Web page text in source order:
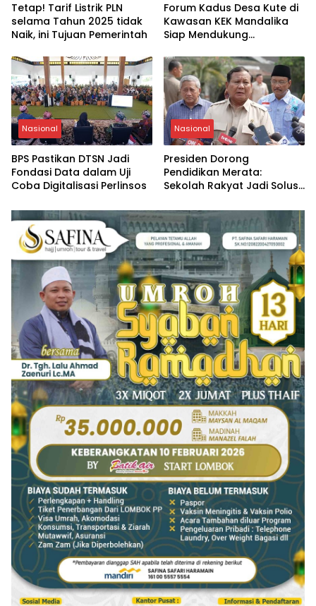
Tetap! Tarif Listrik PLN
selama Tahun 2025 tidak
Naik, ini Tujuan Pemerintah
Forum Kadus Desa Kute di
Kawasan KEK Mandalika
Siap Mendukung
Mandalika 2025
Nasional
BPS Pastikan DTSN Jadi
Fondasi Data dalam Uji
Coba Digitalisasi Perlinsos
Nasional
Presiden Dorong
Pendidikan Merata:
Sekolah Rakyat Jadi Solusi